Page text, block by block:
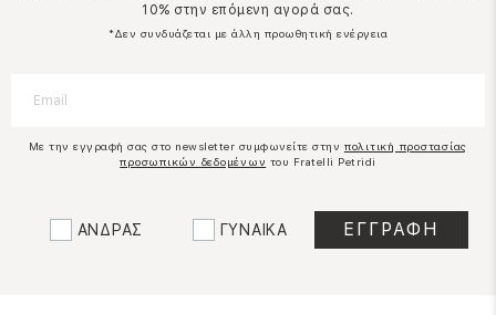
10% στην επόμενη αγορά σας.
*Δεν συνδυάζεται με άλλη προωθητική ενέργεια
Με την εγγραφή σας στο newsletter συμφωνείτε στην πολιτική προστασίας
προσωπικών δεδομένων του Fratelli Petridi
ΑΝΔΡΑΣ ΓΥΝΑΙΚΑ